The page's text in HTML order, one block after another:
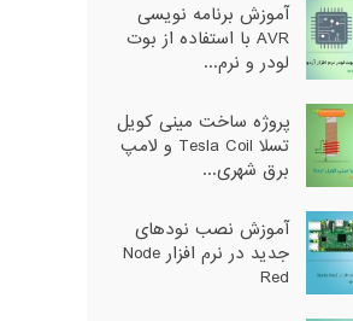
آموزش برنامه نویسی
AVR با استفاده از بوت
لودر و نرم...
پروژه ساخت مینی کویل
تسلا Tesla Coil و لامپ
برق شهری...
آموزش نصب نودهای
جدید در نرم افزار Node
Red